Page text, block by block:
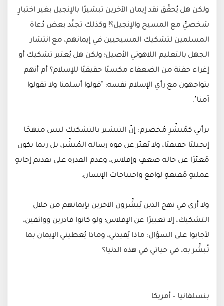
ولكن هل يُحقّق نقد إيمان الآخرين تبشيرًا بالإنجيل بغير اختبارٍ
شخصيٍّ مع المسيح والإنجيل؟! وكذلك تجنّد بعض دُعاة
المسلمين لتشكيك المسيحيين في إيمانهم، مع انتشار
الجهل بالتعليم اللاهوتي الأصيل؛ ولكن هل يُعتبر تشكيك أو
إغراء حفنة من الضعفاء مكسبًا حقيقيًا للإسلام؟ أم أنهم
يتواجهون مع رأي الإسلام نفسه: "قولوا أسلمنا ولا تقولوا
آمنا".
برأيي كمُبشِّرٍ مُخضرم: إنّ التبشير بالتشكيك ليس منهجًا
إنجيليًا حقيقيًا، ولا يُعبّر عن قوة رسالة المُبشِّر، بل ربما يكون
مُعبّرًا عن حالة ضعفٍ وإفلاس، وعدم القدرة على تقديم إجابةٍ
عمليةٍ مُقنعةٍ لواقع واحتياجات الإنسان.
ولا أرى في نهج الذين يُبشِّرون الآخرين بإيمانهم من خلال
التشكيك، إلا تعبيرًا عن الإفلاس؛ ولو كانوا قادرين وواثقين،
لأجابوا على السؤال: ماذا يُفيدني، وماذا يُعطيني الإيمان بما
تُبشِّر به، في حياتي في هذه الدنيا؟
بنسلفانيا – أمريكا